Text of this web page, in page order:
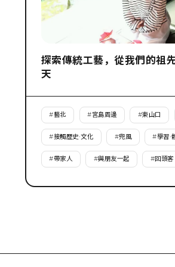
探索傳統工藝，從我們的祖
天
#藝北 #宮島周邊 #東山口
#接觸歷史·文化 #兜風 #學習·
#帶家人 #與朋友一起 #回頭客